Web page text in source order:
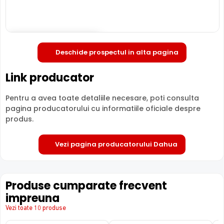
evenimentelor in inregistrari
• Permite inregistratoarelor, ce au functia SMD Plus, sa
filtreze alarmele false si permite clasificarea
evenimentelor generate de oameni sau masini
Deschide prospectul in alta pagina
Link producator
Pentru a avea toate detaliile necesare, poti consulta
pagina producatorului cu informatiile oficiale despre
produs.
Vezi pagina producatorului Dahua
Produse cumparate frecvent
impreuna
Vezi toate 10 produse